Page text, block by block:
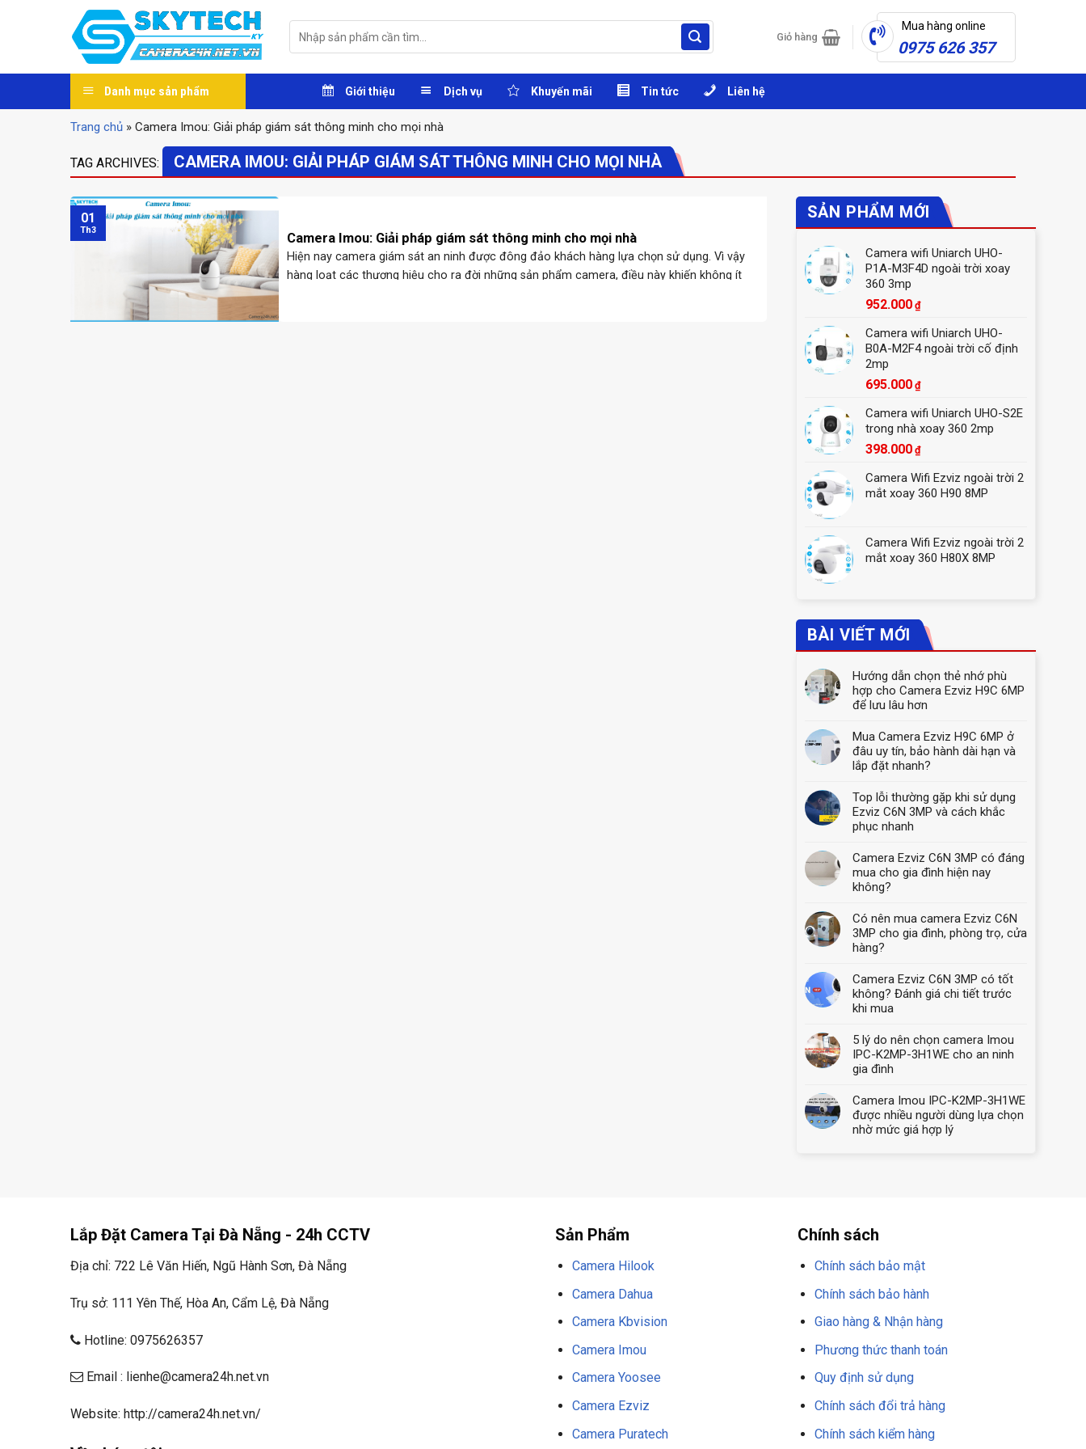
kiếm:
Giỏ hàng
Mua hàng online
0975 626 357
Danh mục sản phẩm Giới thiệu Dịch vụ Khuyến mãi Tin tức Liên hệ
Trang chủ » Camera Imou: Giải pháp giám sát thông minh cho mọi nhà
TAG ARCHIVES: CAMERA IMOU: GIẢI PHÁP GIÁM SÁT THÔNG MINH CHO MỌI NHÀ
Camera Imou: Giải pháp giám sát thông minh cho mọi nhà
Hiện nay camera giám sát an ninh được đông đảo khách hàng lựa chọn sử dụng. Vì vậy
hàng loạt các thương hiệu cho ra đời những sản phẩm camera, điều này khiến không ít
01
Th3
SẢN PHẨM MỚI
Camera wifi Uniarch UHO-
P1A-M3F4D ngoài trời xoay
360 3mp
952.000 ₫
Camera wifi Uniarch UHO-
B0A-M2F4 ngoài trời cố định
2mp
695.000 ₫
Camera wifi Uniarch UHO-S2E
trong nhà xoay 360 2mp
398.000 ₫
Camera Wifi Ezviz ngoài trời 2
mắt xoay 360 H90 8MP
Camera Wifi Ezviz ngoài trời 2
mắt xoay 360 H80X 8MP
BÀI VIẾT MỚI
Hướng dẫn chọn thẻ nhớ phù
hợp cho Camera Ezviz H9C 6MP
để lưu lâu hơn
Mua Camera Ezviz H9C 6MP ở
đâu uy tín, bảo hành dài hạn và
lắp đặt nhanh?
Top lỗi thường gặp khi sử dụng
Ezviz C6N 3MP và cách khắc
phục nhanh
Camera Ezviz C6N 3MP có đáng
mua cho gia đình hiện nay
không?
Có nên mua camera Ezviz C6N
3MP cho gia đình, phòng trọ, cửa
hàng?
Camera Ezviz C6N 3MP có tốt
không? Đánh giá chi tiết trước
khi mua
5 lý do nên chọn camera Imou
IPC-K2MP-3H1WE cho an ninh
gia đình
Camera Imou IPC-K2MP-3H1WE
được nhiều người dùng lựa chọn
nhờ mức giá hợp lý
Lắp Đặt Camera Tại Đà Nẵng - 24h CCTV
Địa chỉ: 722 Lê Văn Hiến, Ngũ Hành Sơn, Đà Nẵng
Trụ sở: 111 Yên Thế, Hòa An, Cẩm Lệ, Đà Nẵng
Hotline: 0975626357
Email : lienhe@camera24h.net.vn
Website: http://camera24h.net.vn/
Sản Phẩm
Camera Hilook
Camera Dahua
Camera Kbvision
Camera Imou
Camera Yoosee
Camera Ezviz
Camera Puratech
Chính sách
Chính sách bảo mật
Chính sách bảo hành
Giao hàng & Nhận hàng
Phương thức thanh toán
Quy định sử dụng
Chính sách đổi trả hàng
Chính sách kiểm hàng